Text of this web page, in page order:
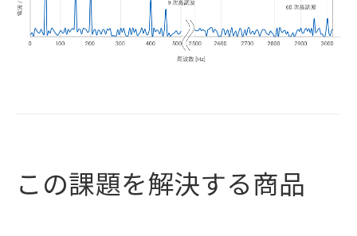
この課題を解決する商品